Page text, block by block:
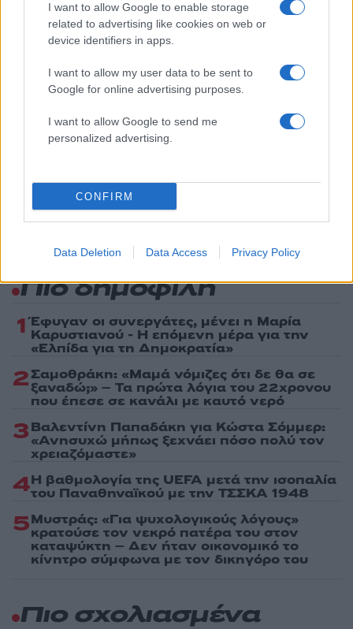
I want to allow Google to enable storage
related to advertising like cookies on web or
device identifiers in apps.
I want to allow my user data to be sent to
Google for online advertising purposes.
I want to allow Google to send me
personalized advertising.
CONFIRM
Data Deletion Data Access Privacy Policy
Όροι Χρήσης . Το site προστατεύεται από reCAPTCHA, ισχύουν
Πολιτική Απορρήτου&Όροι Χρήσης
Ελλάδα
ΑΠΑΤΕΣ
ΚΟΜΟΤΗΝΗ ΣΥΜΜΟΡΙΑ
Share:
τελευταία νέατης ημέρας
Πιο δημοφιλή
1 Έφυγαν οι συνεργάτες, μένει η Μαρία
Καρυστιανού - Η επόμενη μέρα για την
«Ελπίδα για τη Δημοκρατία»
2Σαμοθράκη: «Μαμά νόμιζες ότι δε θα σε
ξαναδώ;» – Τα πρώτα λόγια του 22χρονου
που έπεσε σε κανάλι με καυτό νερό
3Βαλεντίνη Παπαδάκη για Κώστα Σόμμερ:
«Ανησυχώ μήπως ξεχνάει πόσο πολύ τον
χρειαζόμαστε»
4Η βαθμολογία της UEFA μετά την ισοπαλία
του Παναθηναϊκού με την ΤΣΣΚΑ 1948
5Μυστράς: «Για ψυχολογικούς λόγους»
κρατούσε τον νεκρό πατέρα του στον
καταψύκτη – Δεν ήταν οικονομικό το
κίνητρο σύμφωνα με τον δικηγόρο του
Πιο σχολιασμένα